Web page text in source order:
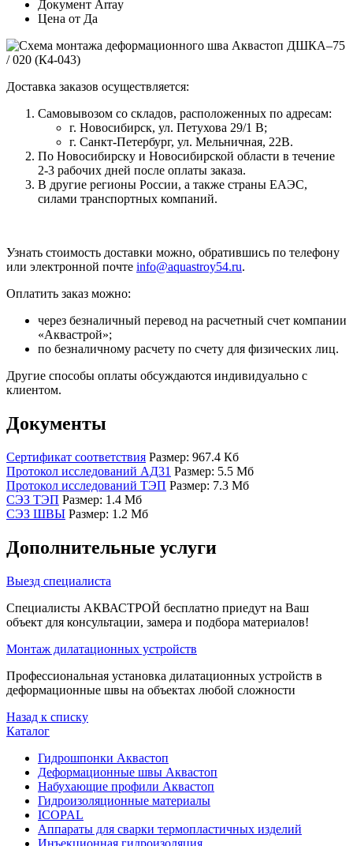
Документ Array
Цена от Да
Доставка заказов осуществляется:
Самовывозом со складов, расположенных по адресам:
г. Новосибирск, ул. Петухова 29/1 В;
г. Санкт-Петербург, ул. Мельничная, 22В.
По Новосибирску и Новосибирской области в течение
2-3 рабочих дней после оплаты заказа.
В другие регионы России, а также страны ЕАЭС,
силами транспортных компаний.
Узнать стоимость доставки можно, обратившись по телефону
или электронной почте info@aquastroy54.ru.
Оплатить заказ можно:
через безналичный перевод на расчетный счет компании
«Аквастрой»;
по безналичному расчету по счету для физических лиц.
Другие способы оплаты обсуждаются индивидуально с
клиентом.
Документы
Сертификат соответствия Размер: 967.4 Кб
Протокол исследований АД31 Размер: 5.5 Мб
Протокол исследований ТЭП Размер: 7.3 Мб
СЭЗ ТЭП Размер: 1.4 Мб
СЭЗ ШВЫ Размер: 1.2 Мб
Дополнительные услуги
Выезд специалиста
Специалисты АКВАСТРОЙ бесплатно приедут на Ваш
объект для консультации, замера и подбора материалов!
Монтаж дилатационных устройств
Профессиональная установка дилатационных устройств в
деформационные швы на объектах любой сложности
Назад к списку
Каталог
Гидрошпонки Аквастоп
Деформационные швы Аквастоп
Набухающие профили Аквастоп
Гидроизоляционные материалы
ICOPAL
Аппараты для сварки термопластичных изделий
Инъекционная гидроизоляция